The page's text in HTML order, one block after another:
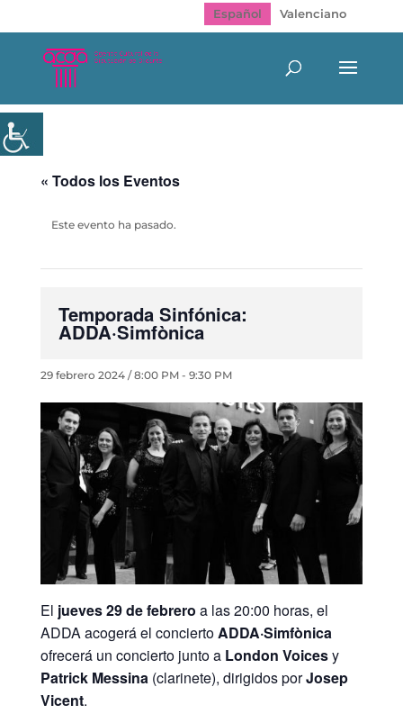
Español Valenciano
« Todos los Eventos
Este evento ha pasado.
Temporada Sinfónica:
ADDA·Simfònica
29 febrero 2024 / 8:00 PM- 9:30 PM
El jueves 29 de febrero a las 20:00 horas, el
ADDA acogerá el concierto ADDA·Simfònica
ofrecerá un concierto junto a London Voicesy
Patrick Messina (clarinete), dirigidos porJosep
Vicent.